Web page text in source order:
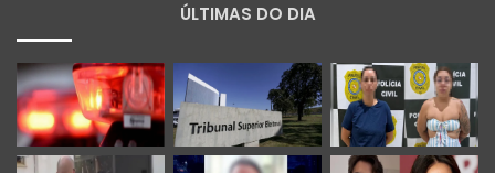
ÚLTIMAS DO DIA